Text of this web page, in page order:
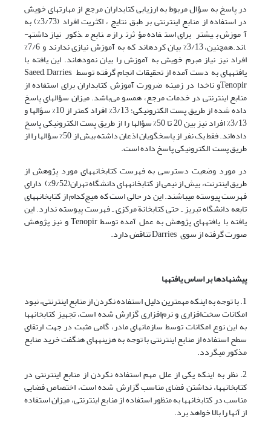
در پاسخ به سؤال مربوط به ارزیابی کتابداران مرجع از مهارتهای خویش
در استفاده از منابع اینترنتی بر طبق نتایج ، اکثریت افراد (3/73%) به
آموزش بیشتر برای استفاده مؤثرتر از منابع مذکور نیاز داشته­
اند.همچنین، 3/13% بیان کرده­اند که به آموزش نیازی ندارند و 7/6%
افراد نیز نیاز مبرم خویش به آموزش را بیان نموده­اند. این یافته با
یافته­های به دست آمده از تحقیقات انجام گرفته توسط Saeed, Darries,
Tenopirو ناخدا در زمینه ضرورت آموزش کتابداران برای استفاده از
منابع اینترنتی در خدمات مرجع، همسو می‌باشد. میزان سؤالهای پاسخ
داده شده از طریق پست الکترونیکی؛ 3/13% افراد کمتر از 10% سؤالها و
3/13% افراد نیز بین 20 تا 50% سؤالها را از طریق پست الکترونیکی پاسخ
داده‌اند. فقط یک نفر از پاسخگویان اذعان داشته بیش از 50% سؤالها را از
طریق پست الکترونیکی پاسخ داده است.
در مورد وضعیت دسترسی به فهرست کتابخانه­های مورد پژوهش از
طریق اینترنت، بیش از نیمی از کتابخانه­های دانشگاه تهران(9/52%) دارای
فهرست پیوسته می­باشند. این در حالی است که هیچ‌کدام از کتابخانه­های
تابعه دانشگاه تبریز ـ حتی کتابخانة مرکزی ـ فهرست پیوسته ندارد. این
یافته با یافته­های پژوهش به عمل آمده توسط Tenopir و نیز پژوهش
صورت گرفته از سوی Darries تناقض دارد.
پیشنهادها بر اساس یافته­ها
1. با توجه به اینکه مهمترین دلیل استفاده نکردن از منابع اینترنتی، نبود
امکانات سخت‌افزاری و نرم‌افزاری گزارش شده است، تجهیز کتابخانه­ها
به این نوع امکانات توسط سازمانهای مادر، گامی مثبت در جهت ارتقای
سطح استفاده از منابع اینترنتی با توجه به هزینه­های هنگفت خرید منابع
مذکور می­گردد.
2. نظر به اینکه یکی از علل مهم استفاده نکردن از منابع اینترنتی در
کتابخانه­ها، نداشتن فضای مناسب گزارش شده است، اختصاص فضایی
مناسب در کتابخانه­ها به منظور استفاده از منابع اینترنتی، میزان استفاده
از آنها را بالا خواهد برد.